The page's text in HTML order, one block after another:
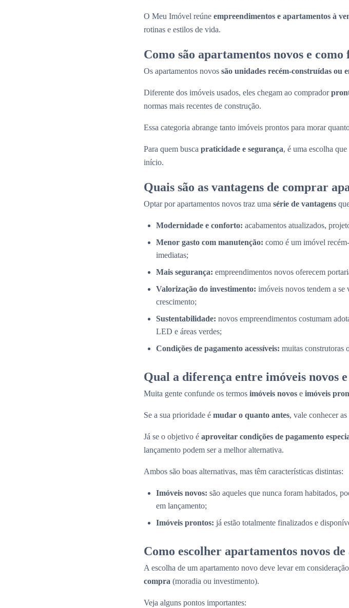
O Meu Imóvel reúne empreendimentos e apartamentos à
rotinas e estilos de vida.
Como são apartamentos novos e como
Os apartamentos novos são unidades recém-construídas ou
Diferente dos imóveis usados, eles chegam ao comprador
normas mais recentes de construção.
Essa categoria abrange tanto imóveis prontos para morar
Para quem busca praticidade e segurança, é uma escolha
início.
Quais são as vantagens de comprar
Optar por apartamentos novos traz uma série de vantagens
Modernidade e conforto: acabamentos atualizados,
Menor gasto com manutenção: como é um imóvel
imediatas;
Mais segurança: empreendimentos novos oferecem
Valorização do investimento: imóveis novos tendem a se
crescimento;
Sustentabilidade: novos empreendimentos costumam
LED e áreas verdes;
Condições de pagamento acessíveis: muitas construtoras
Qual a diferença entre imóveis novos
Muita gente confunde os termos imóveis novos e imóveis
Se a sua prioridade é mudar o quanto antes, vale conhecer
Já se o objetivo é aproveitar condições de pagamento
lançamento podem ser a melhor alternativa.
Ambos são boas alternativas, mas têm características distintas:
Imóveis novos: são aqueles que nunca foram habitados,
em lançamento;
Imóveis prontos: já estão totalmente finalizados e
Como escolher apartamentos novos
A escolha de um apartamento novo deve levar em
compra (moradia ou investimento).
Veja alguns pontos importantes: